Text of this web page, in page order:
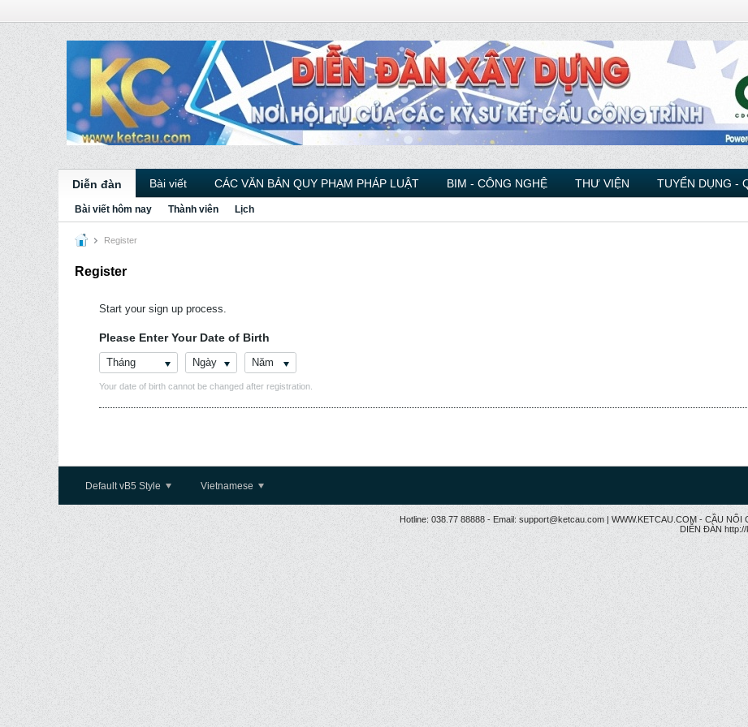
Diễn đàn Bài viết CÁC VĂN BẢN QUY PHẠM PHÁP LUẬT BIM - CÔNG NGHỆ THƯ VIỆN TUYỂN DỤNG -
Bài viết hôm nay Thành viên Lịch
Register
Register
Start your sign up process.
Please Enter Your Date of Birth
Tháng Ngày Năm
Your date of birth cannot be changed after registration.
Default vB5 Style Vietnamese
Hotline: 038.77 88888 - Email: support@ketcau.com | WWW.KETCAU.COM - CẦU
DIỄN ĐÀN